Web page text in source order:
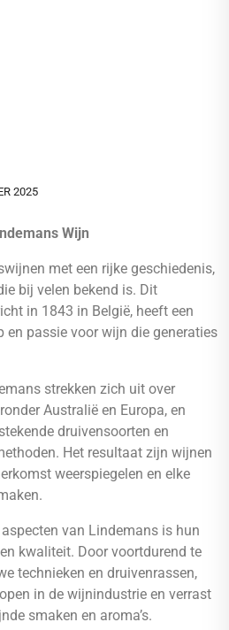
2025
Wijn
met een rijke geschiedenis,
bij velen bekend is. Dit
in 1843 in België, heeft een
passie voor wijn die generaties
strekken zich uit over
Australië en Europa, en
druivensoorten en
Het resultaat zijn wijnen
weerspiegelen en elke
van Lindemans is hun
kwaliteit. Door voortdurend te
technieken en druivenrassen,
in de wijnindustrie en verrast
smaken en aroma’s.